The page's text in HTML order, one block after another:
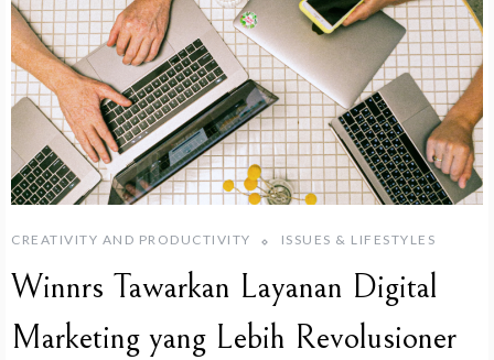
CREATIVITY AND PRODUCTIVITY ISSUES & LIFESTYLES
Winnrs Tawarkan Layanan Digital
Marketing yang Lebih Revolusioner